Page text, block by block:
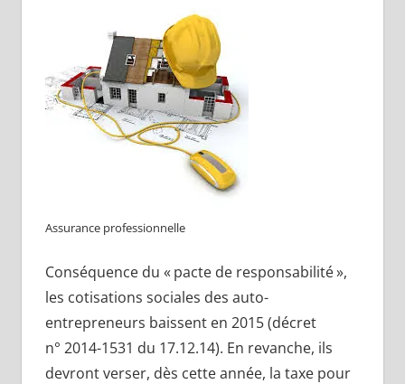
Assurance professionnelle
Conséquence du « pacte de responsabilité »,
les cotisations sociales des auto-
entrepreneurs baissent en 2015 (décret
n° 2014-1531 du 17.12.14). En revanche, ils
devront verser, dès cette année, la taxe pour